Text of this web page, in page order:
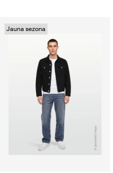
Jauna sezona